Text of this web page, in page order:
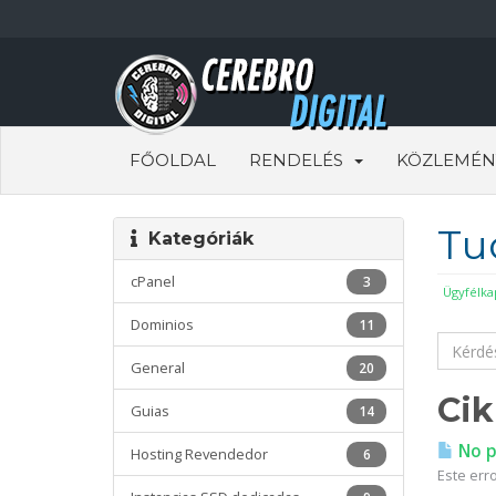
FŐOLDAL RENDELÉS
Kategóriák
3
cPanel
11
Dominios
20
General
14
Guias
6
Hosting Revendedor No
Este